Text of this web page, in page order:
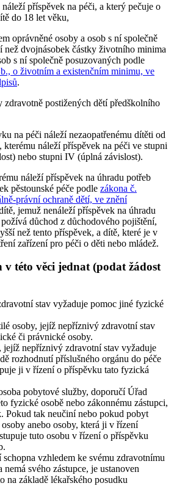
příspěvek na péči, a který pečuje o
do 18 let věku,
oprávněné osoby a osob s ní společně
než dvojnásobek částky životního minima
s ní společně posuzovaných podle
o životním a existenčním minimu, ve
.
zdravotně postižených dětí předškolního
na péči náleží nezaopatřenému dítěti od
kterému náleží příspěvek na péči ve stupni
nebo stupni IV (úplná závislost).
náleží příspěvek na úhradu potřeb
pěstounské péče podlezákona č.
právní ochraně dětí, ve znění
jemuž nenáleží příspěvek na úhradu
důchod z důchodového pojištění,
než tento příspěvek, a dítě, které je v
zařízení pro péči o děti nebo mládež.
této věci jednat (podat žádost
stav vyžaduje pomoc jiné fyzické
osoby, jejíž nepříznivý zdravotní stav
či právnické osoby.
jejíž nepříznivý zdravotní stav vyžaduje
rozhodnutí příslušného orgánu do péče
ji v řízení o příspěvku tato fyzická
pobytové služby, doporučí Úřad
fyzické osobě nebo zákonnému zástupci,
Pokud tak neučiní nebo pokud pobyt
anebo osoby, která ji v řízení
tuto osobu v řízení o příspěvku
vzhledem ke svému zdravotnímu
nemá svého zástupce, je ustanoven
na základě lékařského posudku